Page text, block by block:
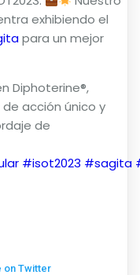
exhibiendo el
para un mejor
Diphoterine®,
acción único y
de
#isot2023 #sagita
on Twitter